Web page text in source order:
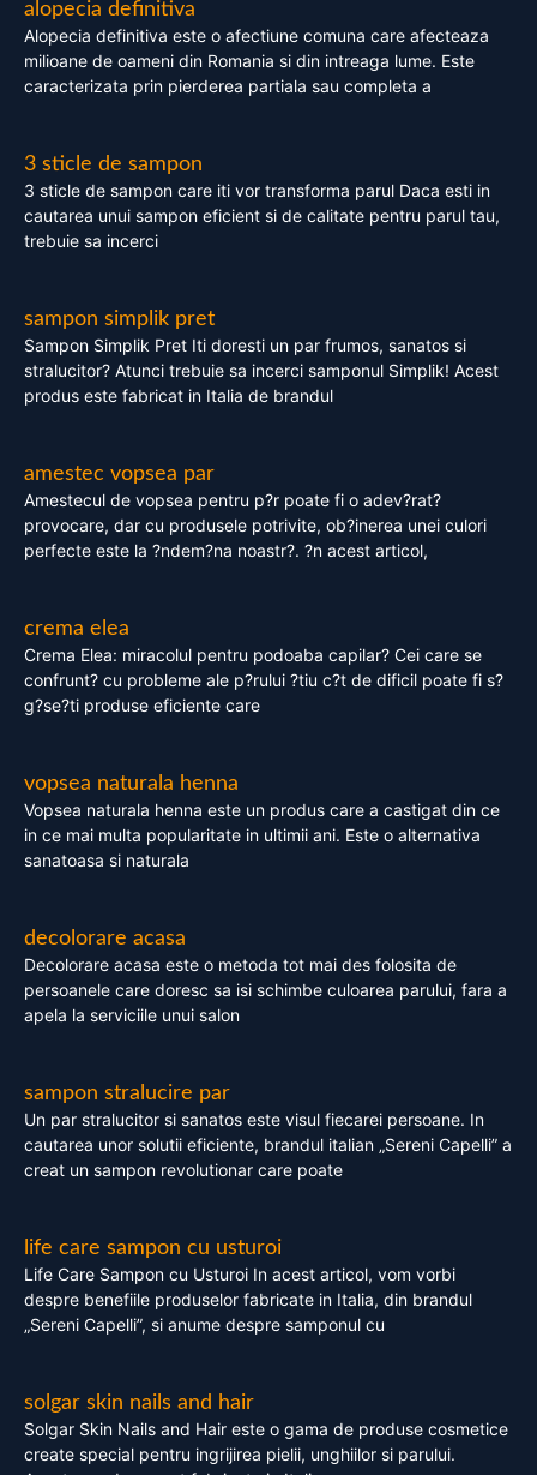
alopecia definitiva
Alopecia definitiva este o afectiune comuna care afecteaza
milioane de oameni din Romania si din intreaga lume. Este
caracterizata prin pierderea partiala sau completa a
3 sticle de sampon
3 sticle de sampon care iti vor transforma parul Daca esti in
cautarea unui sampon eficient si de calitate pentru parul tau,
trebuie sa incerci
sampon simplik pret
Sampon Simplik Pret Iti doresti un par frumos, sanatos si
stralucitor? Atunci trebuie sa incerci samponul Simplik! Acest
produs este fabricat in Italia de brandul
amestec vopsea par
Amestecul de vopsea pentru p?r poate fi o adev?rat?
provocare, dar cu produsele potrivite, ob?inerea unei culori
perfecte este la ?ndem?na noastr?. ?n acest articol,
crema elea
Crema Elea: miracolul pentru podoaba capilar? Cei care se
confrunt? cu probleme ale p?rului ?tiu c?t de dificil poate fi s?
g?se?ti produse eficiente care
vopsea naturala henna
Vopsea naturala henna este un produs care a castigat din ce
in ce mai multa popularitate in ultimii ani. Este o alternativa
sanatoasa si naturala
decolorare acasa
Decolorare acasa este o metoda tot mai des folosita de
persoanele care doresc sa isi schimbe culoarea parului, fara a
apela la serviciile unui salon
sampon stralucire par
Un par stralucitor si sanatos este visul fiecarei persoane. In
cautarea unor solutii eficiente, brandul italian „Sereni Capelli” a
creat un sampon revolutionar care poate
life care sampon cu usturoi
Life Care Sampon cu Usturoi In acest articol, vom vorbi
despre benefiile produselor fabricate in Italia, din brandul
„Sereni Capelli”, si anume despre samponul cu
solgar skin nails and hair
Solgar Skin Nails and Hair este o gama de produse cosmetice
create special pentru ingrijirea pielii, unghiilor si parului.